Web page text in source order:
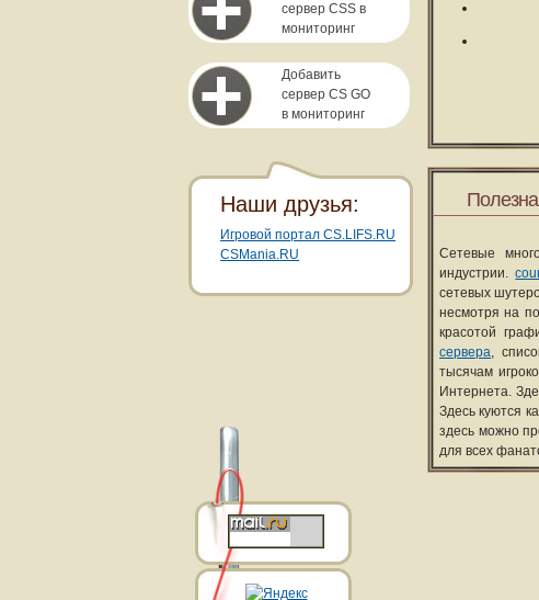
сервер CSS в
мониторинг
Добавить
сервер CS GO
в мониторинг
Сетевые
индустрии.
сетевых
несмотря на
красотой
сервера,
тысячам
Интернета.
Здесь куются
здесь можно
для всех
Наши друзья:
Игровой портал CS.LIFS.RU
CSMania.RU